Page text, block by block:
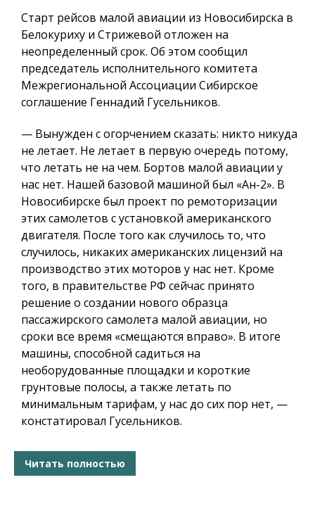
Старт рейсов малой авиации из Новосибирска в
Белокуриху и Стрижевой отложен на
неопределенный срок. Об этом сообщил
председатель исполнительного комитета
Межрегиональной Ассоциации Сибирское
соглашение Геннадий Гусельников.
— Вынужден с огорчением сказать: никто никуда
не летает. Не летает в первую очередь потому,
что летать не на чем. Бортов малой авиации у
нас нет. Нашей базовой машиной был «Ан-2». В
Новосибирске был проект по ремоторизации
этих самолетов с установкой американского
двигателя. После того как случилось то, что
случилось, никаких американских лицензий на
производство этих моторов у нас нет. Кроме
того, в правительстве РФ сейчас принято
решение о создании нового образца
пассажирского самолета малой авиации, но
сроки все время «смещаются вправо». В итоге
машины, способной садиться на
необорудованные площадки и короткие
грунтовые полосы, а также летать по
минимальным тарифам, у нас до сих пор нет, —
констатировал Гусельников.
Читать полностью